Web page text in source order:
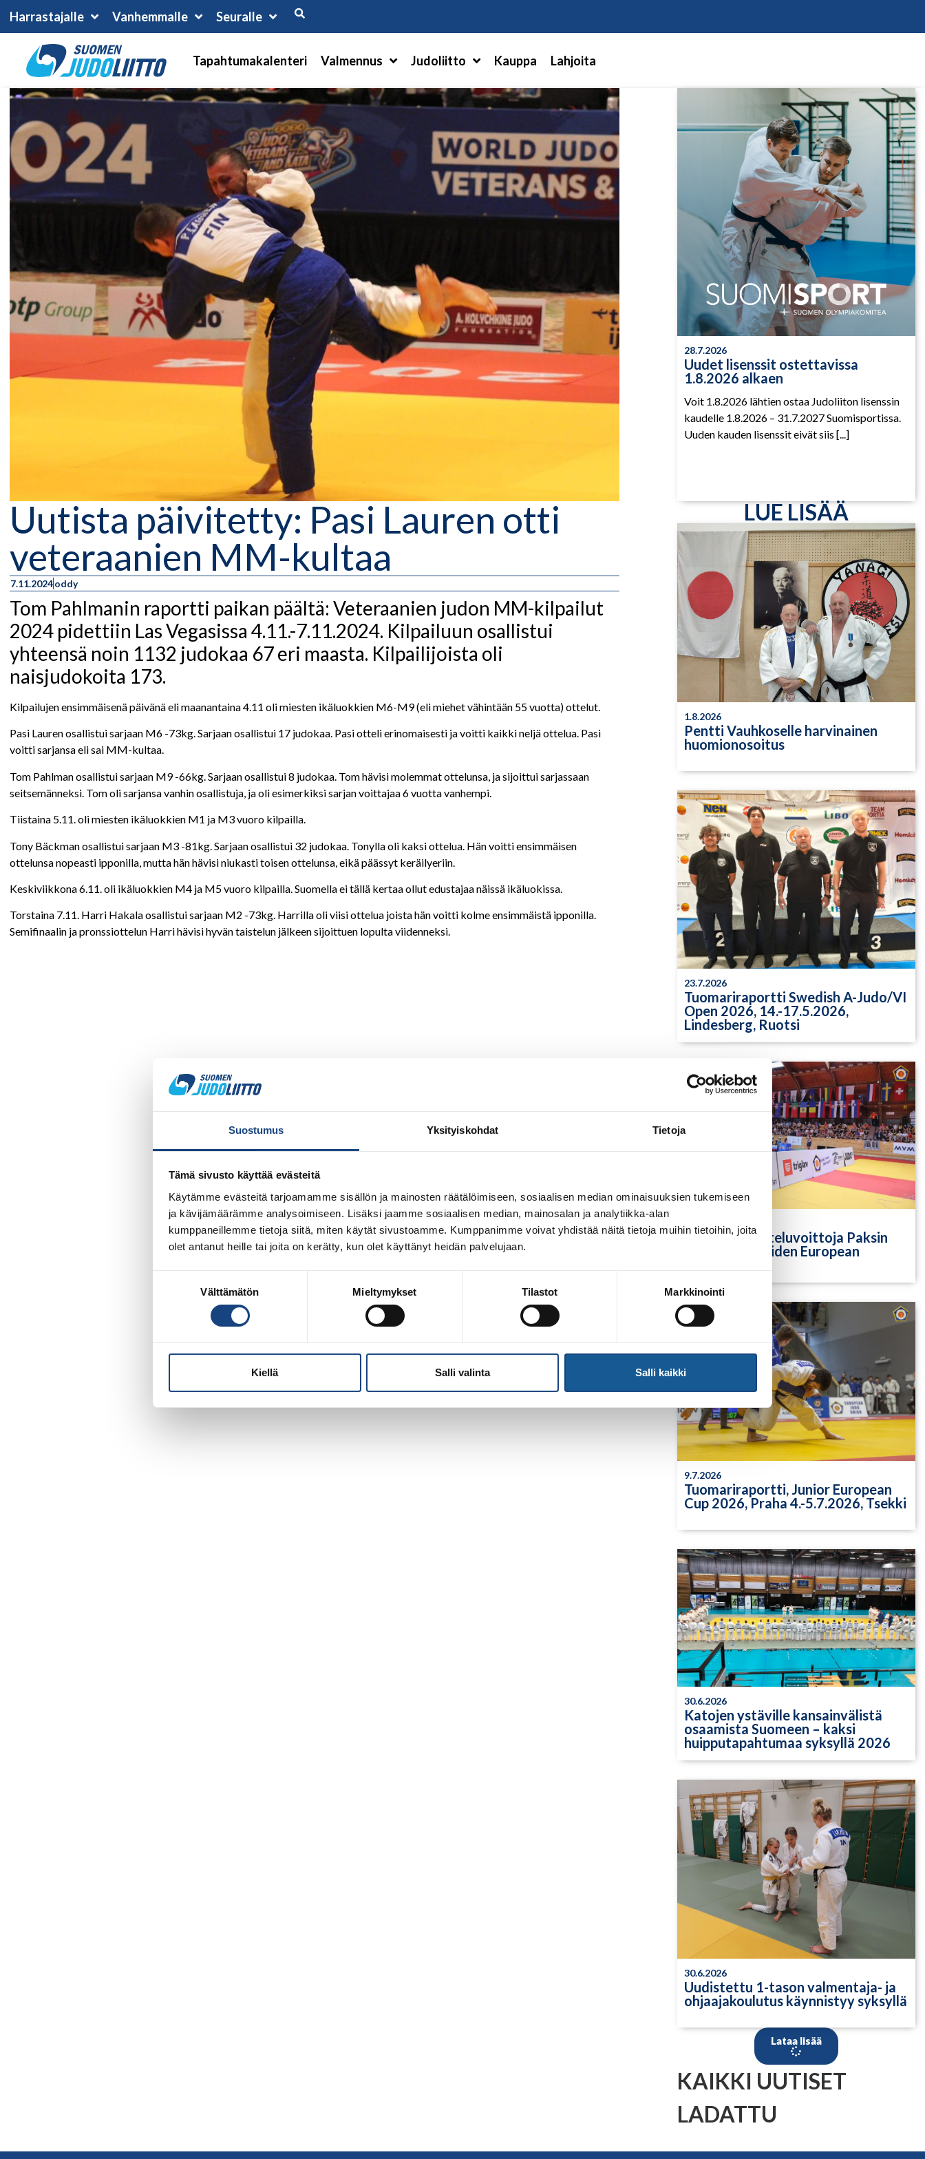
Suostumus Yksityiskohdat Tietoja
Tämä sivusto käyttää evästeitä
Käytämme evästeitä tarjoamamme sisällön ja mainosten räätälöimiseen, sosiaalisen median ominaisuuksien tukemiseen
ja kävijämäärämme analysoimiseen. Lisäksi jaamme sosiaalisen median, mainosalan ja analytiikka-alan
kumppaneillemme tietoja siitä, miten käytät sivustoamme. Kumppanimme voivat yhdistää näitä tietoja muihin tietoihin, joita
olet antanut heille tai joita on kerätty, kun olet käyttänyt heidän palvelujaan.
Välttämätön Mieltymykset Tilastot Markkinointi
Kiellä Salli valinta Salli kaikki
Harrastajalle Vanhemmalle Seuralle
Tapahtumakalenteri Valmennus Judoliitto Kauppa Lahjoita
Uutista päivitetty: Pasi Lauren otti
veteraanien MM-kultaa
7.11.2024oddy
Tom Pahlmanin raportti paikan päältä: Veteraanien judon MM-kilpailut
2024 pidettiin Las Vegasissa 4.11.-7.11.2024. Kilpailuun osallistui
yhteensä noin 1132 judokaa 67 eri maasta. Kilpailijoista oli
naisjudokoita 173.
Kilpailujen ensimmäisenä päivänä eli maanantaina 4.11 oli miesten ikäluokkien M6-M9 (eli miehet vähintään 55 vuotta) ottelut.
Pasi Lauren osallistui sarjaan M6 -73kg. Sarjaan osallistui 17 judokaa. Pasi otteli erinomaisesti ja voitti kaikki neljä ottelua. Pasi
voitti sarjansa eli sai MM-kultaa.
Tom Pahlman osallistui sarjaan M9 -66kg. Sarjaan osallistui 8 judokaa. Tom hävisi molemmat ottelunsa, ja sijoittui sarjassaan
seitsemänneksi. Tom oli sarjansa vanhin osallistuja, ja oli esimerkiksi sarjan voittajaa 6 vuotta vanhempi.
Tiistaina 5.11. oli miesten ikäluokkien M1 ja M3 vuoro kilpailla.
Tony Bäckman osallistui sarjaan M3 -81kg. Sarjaan osallistui 32 judokaa. Tonylla oli kaksi ottelua. Hän voitti ensimmäisen
ottelunsa nopeasti ipponilla, mutta hän hävisi niukasti toisen ottelunsa, eikä päässyt keräilyeriin.
Keskiviikkona 6.11. oli ikäluokkien M4 ja M5 vuoro kilpailla. Suomella ei tällä kertaa ollut edustajaa näissä ikäluokissa.
Torstaina 7.11. Harri Hakala osallistui sarjaan M2 -73kg. Harrilla oli viisi ottelua joista hän voitti kolme ensimmäistä ipponilla.
Semifinaalin ja pronssiottelun Harri hävisi hyvän taistelun jälkeen sijoittuen lopulta viidenneksi.
28.7.2026
Uudet lisenssit ostettavissa
1.8.2026 alkaen
Voit 1.8.2026 lähtien ostaa Judoliiton lisenssin
kaudelle 1.8.2026 – 31.7.2027 Suomisportissa.
Uuden kauden lisenssit eivät siis [...]
LUE LISÄÄ
1.8.2026
Pentti Vauhkoselle harvinainen
huomionosoitus
23.7.2026
Tuomariraportti Swedish A-Judo/VI
Open 2026, 14.-17.5.2026,
Lindesberg, Ruotsi
Yksittäisiä otteluvoittoja Paksin
alle 21-vuotiaiden European
9.7.2026
Tuomariraportti, Junior European
Cup 2026, Praha 4.-5.7.2026, Tsekki
30.6.2026
Katojen ystäville kansainvälistä
osaamista Suomeen – kaksi
huipputapahtumaa syksyllä 2026
30.6.2026
Uudistettu 1-tason valmentaja- ja
ohjaajakoulutus käynnistyy syksyllä
Lataa lisää
KAIKKI UUTISET
LADATTU